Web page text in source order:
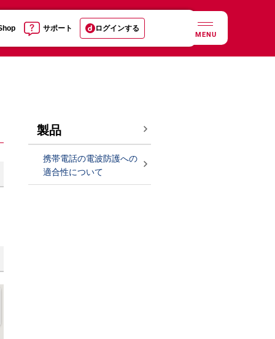
サポート ログインする
MENU
製品
携帯電話の電波防護への
適合性について